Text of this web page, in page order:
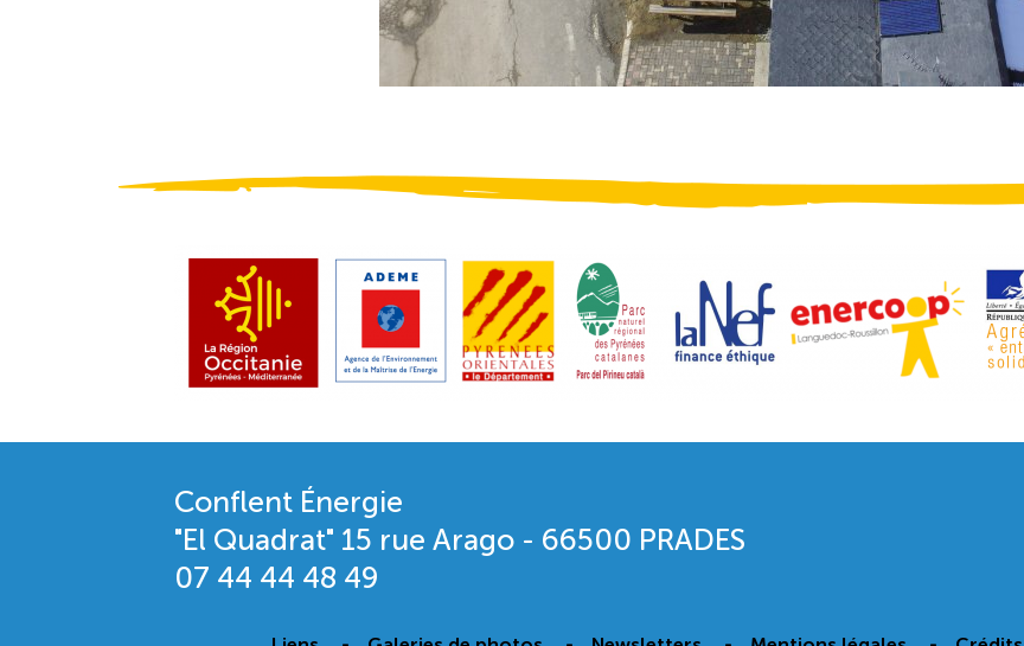
Conflent Énergie
"El Quadrat" 15 rue Arago
66500 PRADES
07 44 44 48 49